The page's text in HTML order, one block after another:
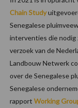
Chain Study
Senegalese
interventies die nodig
verzoek van de
Landbouw Netwerk
over de Senegalese
Senegalese
rapport Working